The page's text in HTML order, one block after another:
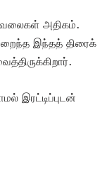
அதிகம்.
இந்தத் திரைக்
இரட்டிப்புடன்